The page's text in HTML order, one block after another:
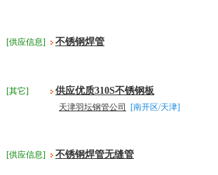
[供应信息] 不锈钢焊管
[其它] 供应优质310S不锈钢板
天津羽坛钢管公司 [南开区/天津]
[供应信息] 不锈钢焊管无缝管